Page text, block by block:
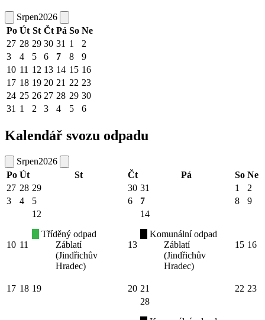
Srpen2026
Po Út St Čt Pá So Ne
27 28 29 30 31 1
2
3
4 5 6 7 8
9
10 11 12 13 14 15 16
17 18 19 20 21 22 23
24 25 26 27 28 29 30
31 1 2 3 4 5 6
Kalendář svozu odpadu
Srpen2026
Po Út St Čt Pá So Ne
27 28 29 30 31 1
2
3
4 5 6 7 8 9
10 11
12
Tříděný odpad
Záblatí
(Jindřichův
Hradec)
13
14
Komunální odpad
Záblatí
(Jindřichův
Hradec)
15 16
17 18 19 20 21 22 23
28